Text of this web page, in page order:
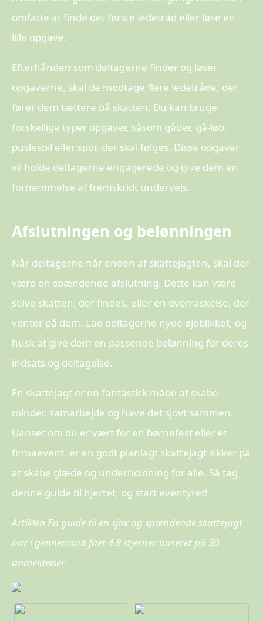
omfatte at finde det første ledetråd eller løse en
lille opgave.
Efterhånden som deltagerne finder og løser
opgaverne, skal de modtage flere ledetråde, der
fører dem tættere på skatten. Du kan bruge
forskellige typer opgaver, såsom gåder, gå-løb,
puslespil eller spor, der skal følges. Disse opgaver
vil holde deltagerne engagerede og give dem en
fornemmelse af fremskridt undervejs.
Afslutningen og belønningen
Når deltagerne når enden af skattejagten, skal der
være en spændende afslutning. Dette kan være
selve skatten, der findes, eller en overraskelse, der
venter på dem. Lad deltagerne nyde øjeblikket, og
husk at give dem en passende belønning for deres
indsats og deltagelse.
En skattejagt er en fantastisk måde at skabe
minder, samarbejde og have det sjovt sammen.
Uanset om du er vært for en børnefest eller et
firmaevent, er en godt planlagt skattejagt sikker på
at skabe glæde og underholdning for alle. Så tag
denne guide til hjertet, og start eventyret!
Artiklen En guide til en sjov og spændende skattejagt
har i gennemsnit fået4.8stjerner baseret på 30
anmeldelser